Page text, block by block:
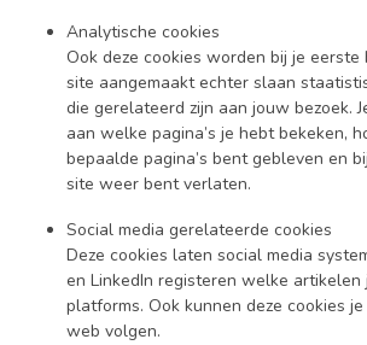
Analytische cookies
Ook deze cookies worden bij je eerste
site aangemaakt echter slaan
die gerelateerd zijn aan jouw bezoek.
aan welke pagina’s je hebt bekeken,
bepaalde pagina’s bent gebleven en
site weer bent verlaten.
Social media gerelateerde cookies
Deze cookies laten social media
en LinkedIn registeren welke artikelen
platforms. Ook kunnen deze cookies
web volgen.